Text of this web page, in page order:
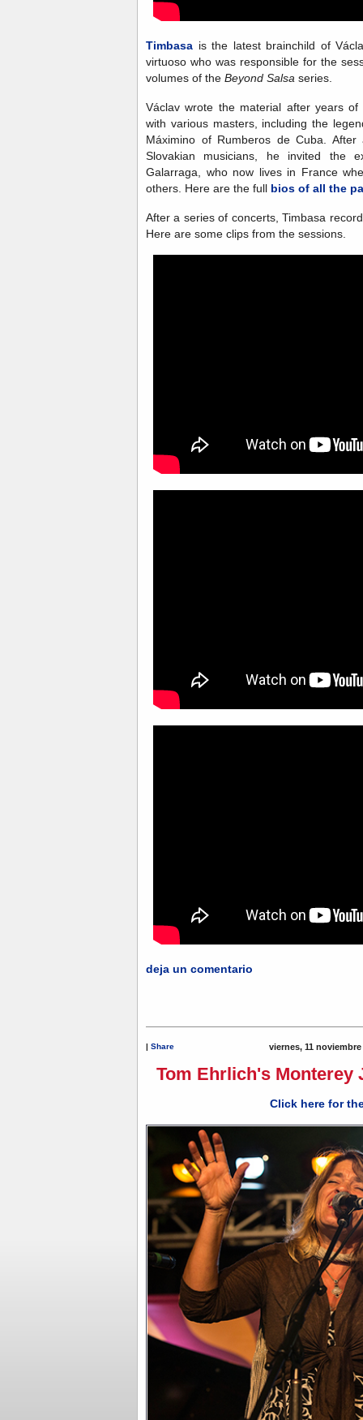
Timbasa is the latest brainchild of
virtuoso who was responsible for the
volumes of the Beyond Salsa series.
Václav wrote the material after years of
with various masters, including the
Máximino of Rumberos de Cuba.
Slovakian musicians, he invited the
Galarraga, who now lives in France
others. Here are the full bios of all the
After a series of concerts, Timbasa
Here are some clips from the sessions.
deja un comentario
| Share viernes, 11 noviembre
Tom Ehrlich's Monterey
Click here for